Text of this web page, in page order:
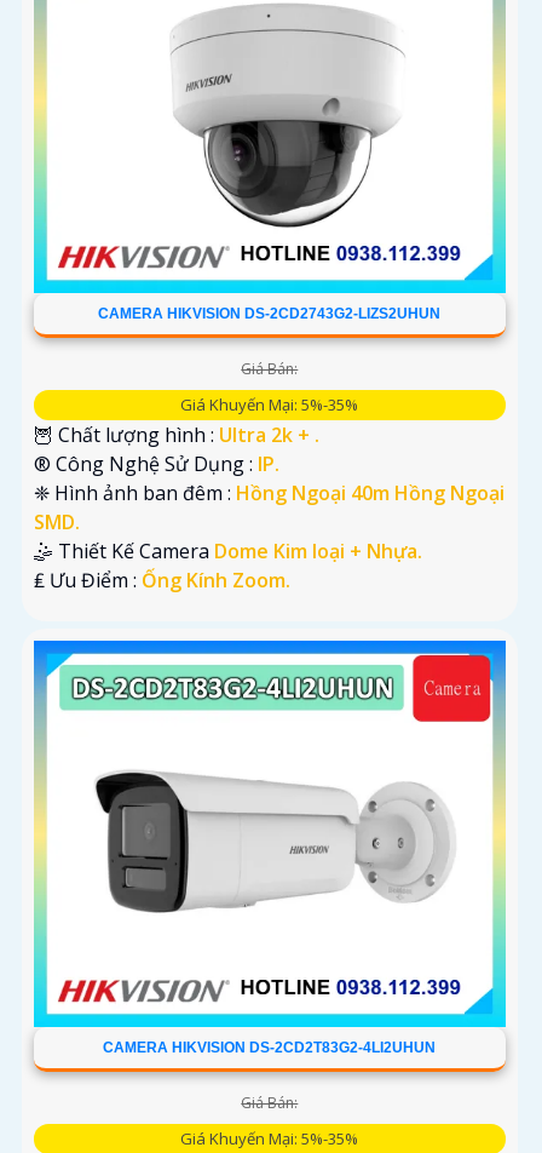
CAMERA HIKVISION DS-2CD2743G2-LIZS2UHUN
Giá Bán:
Giá Khuyến Mại: 5%-35%
🦉 Chất lượng hình : Ultra 2k + .
®️ Công Nghệ Sử Dụng : IP.
❈ Hình ảnh ban đêm : Hồng Ngoại 40m Hồng Ngoại
SMD.
🤹 Thiết Kế Camera Dome Kim loại + Nhựa.
️₤ Ưu Điểm : Ống Kính Zoom.
CAMERA HIKVISION DS-2CD2T83G2-4LI2UHUN
Giá Bán:
Giá Khuyến Mại: 5%-35%